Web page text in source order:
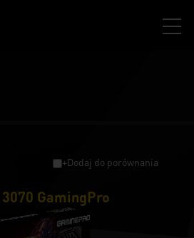
+Dodaj do porównania
GamingPro